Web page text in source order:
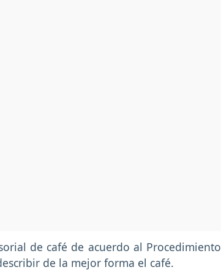
de café de acuerdo al Procedimiento
de la mejor forma el café.